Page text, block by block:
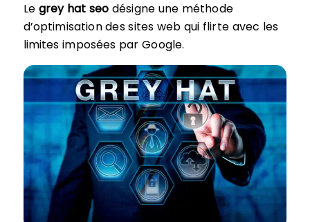
Le grey hat seo désigne une méthode
d’optimisation des sites web qui flirte avec les
limites imposées par Google.